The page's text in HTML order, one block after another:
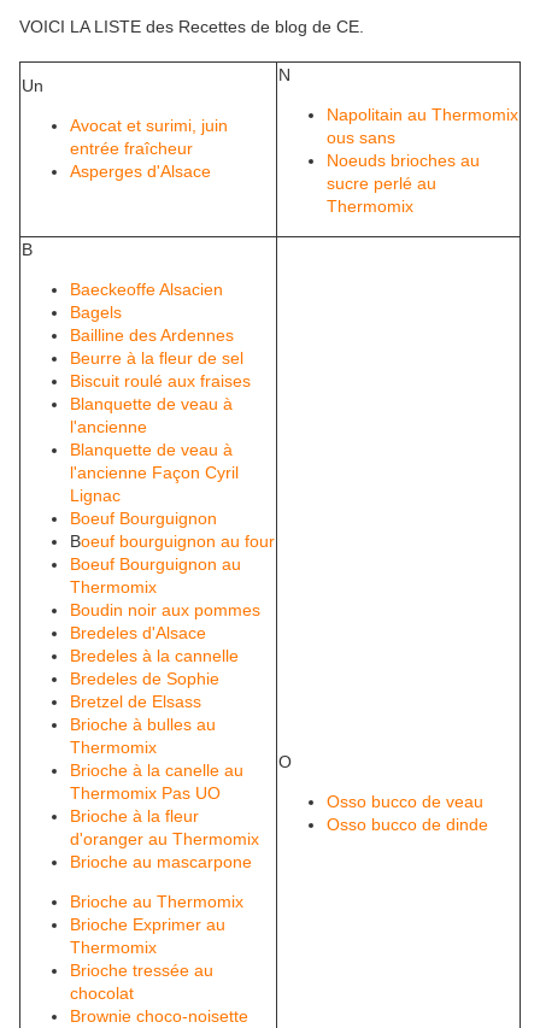
VOICI LA LISTE des Recettes de blog de CE.
Un
Avocat et surimi, juin
entrée fraîcheur
Asperges d'Alsace
N
Napolitain au Thermomix
ous sans
Noeuds brioches au
sucre perlé au
Thermomix
B
Baeckeoffe Alsacien
Bagels
Bailline des Ardennes
Beurre à la fleur de sel
Biscuit roulé aux fraises
Blanquette de veau à
l'ancienne
Blanquette de veau à
l'ancienne Façon Cyril
Lignac
Boeuf Bourguignon
Boeuf bourguignon au four
Boeuf Bourguignon au
Thermomix
Boudin noir aux pommes
Bredeles d'Alsace
Bredeles à la cannelle
Bredeles de Sophie
Bretzel de Elsass
Brioche à bulles au
Thermomix
Brioche à la canelle au
Thermomix Pas UO
Brioche à la fleur
d'oranger au Thermomix
Brioche au mascarpone
Brioche au Thermomix
Brioche Exprimer au
Thermomix
Brioche tressée au
chocolat
Brownie choco-noisette
O
Osso bucco de veau
Osso bucco de dinde